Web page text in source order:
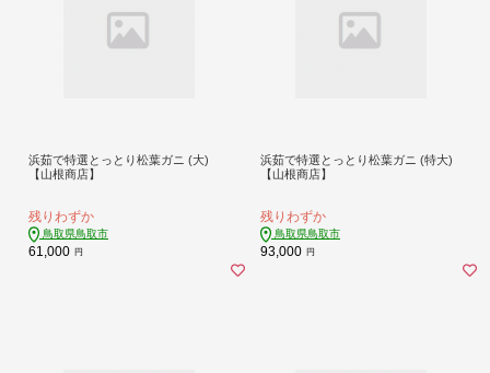
浜茹で特選とっとり松葉ガニ (大)
【山根商店】
残りわずか
鳥取県鳥取市
61,000 円
浜茹で特選とっとり松葉ガニ (特大)
【山根商店】
残りわずか
鳥取県鳥取市
93,000 円